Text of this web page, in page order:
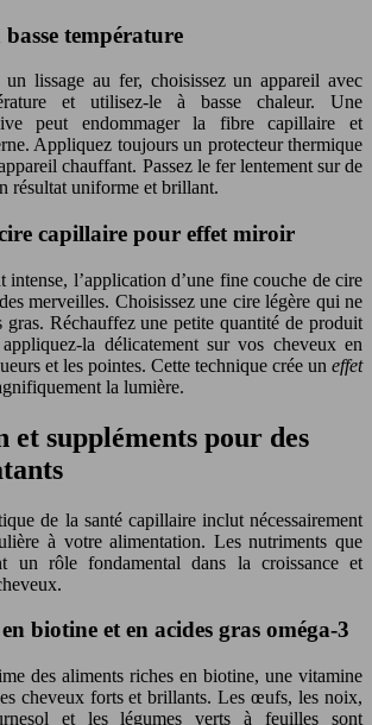
température
lissage au fer, choisissez un appareil avec
et utilisez-le à basse chaleur. Une
peut endommager la fibre capillaire et
Appliquez toujours un protecteur thermique
chauffant. Passez le fer lentement sur de
résultat uniforme et brillant.
capillaire pour effet miroir
l’application d’une fine couche de cire
merveilles. Choisissez une cire légère qui ne
gras. Réchauffez une petite quantité de produit
la délicatement sur vos cheveux en
et les pointes. Cette technique crée un effet
la lumière.
suppléments pour des
de la santé capillaire inclut nécessairement
à votre alimentation. Les nutriments que
un rôle fondamental dans la croissance et
biotine et en acides gras oméga-3
des aliments riches en biotine, une vitamine
cheveux forts et brillants. Les œufs, les noix,
et les légumes verts à feuilles sont